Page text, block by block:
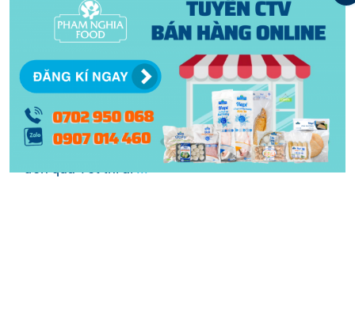
tặng cho đối tác của mình. Vì vậy, hộp quà Tết
chà bông thượng hạng PHAM NGHIA FOOD
chính là một gợi ý quà Tết doanh nghiệp tuyệt
vời đáng để lựa chọn! Bạn đã lựa chọn được
món quà Tết ý nghĩa dành tặng người thân và
bạn bè chưa? Ý nghĩa của hộp quà Tết Nhắc